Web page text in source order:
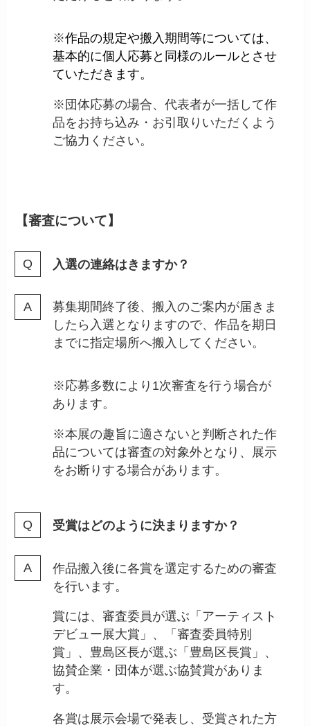
※作品の規定や搬入期間等については、
基本的に個人応募と同様のルールとさせ
ていただきます。
※団体応募の場合、代表者が一括して作
品をお持ち込み・お引取りいただくよう
ご協力ください。
【審査について】
入選の連絡はきますか？
募集期間終了後、搬入のご案内が届きま
したら入選となりますので、作品を期日
までに指定場所へ搬入してください。
※応募多数により1次審査を行う場合が
あります。
※本展の趣旨に適さないと判断された作
品については審査の対象外となり、展示
をお断りする場合があります。
受賞はどのように決まりますか？
作品搬入後に各賞を選定するための審査
を行います。
賞には、審査委員が選ぶ「アーティスト
デビュー展大賞」、「審査委員特別
賞」、豊島区長が選ぶ「豊島区長賞」、
協賛企業・団体が選ぶ協賛賞がありま
す。
各賞は展示会場で発表し、受賞された方